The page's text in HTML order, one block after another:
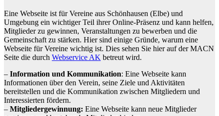
Eine Webseite ist für Vereine aus Schönhausen (Elbe) und
Umgebung ein wichtiger Teil ihrer Online-Präsenz und kann helfen,
Mitglieder zu gewinnen, Veranstaltungen zu bewerben und die
Gemeinschaft zu stärken. Hier sind einige Gründe, warum eine
Webseite für Vereine wichtig ist. Dies sehen Sie hier auf der MACN
Seite die durch Webservice AK betreut wird.
– Information und Kommunikation: Eine Webseite kann
Informationen über den Verein, seine Ziele und Aktivitäten
bereitstellen und die Kommunikation zwischen Mitgliedern und
Interessierten fördern.
– Mitgliedergewinnung: Eine Webseite kann neue Mitglieder